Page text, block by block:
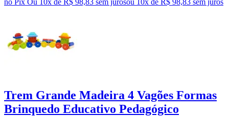
no Pix Ou 10x de R$ 98,83 sem jurosou 10x de R$ 98,83 sem juros
Trem Grande Madeira 4 Vagões Formas
Brinquedo Educativo Pedagógico